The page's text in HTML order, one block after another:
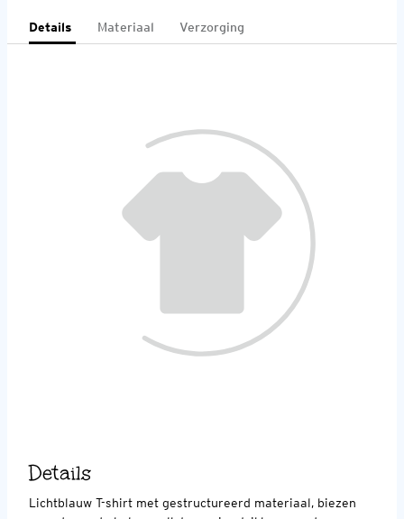
Details Materiaal Verzorging
Details
Lichtblauw T-shirt met gestructureerd materiaal, biezen